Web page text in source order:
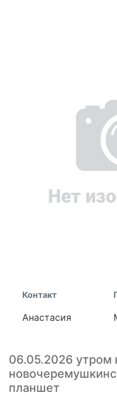
Контакт
Анастасия
06.05.2026 утром
планшет